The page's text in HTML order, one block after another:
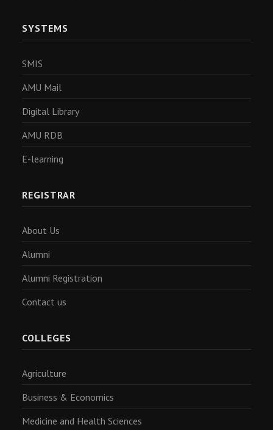
SYSTEMS
SMIS
AMU Mail
Digital Library
AMU RDB
E-learning
REGISTRAR
About Us
Alumni
Alumni Registration
Contact us
COLLEGES
Agriculture
Business & Economics
Medicine and Health Sciences